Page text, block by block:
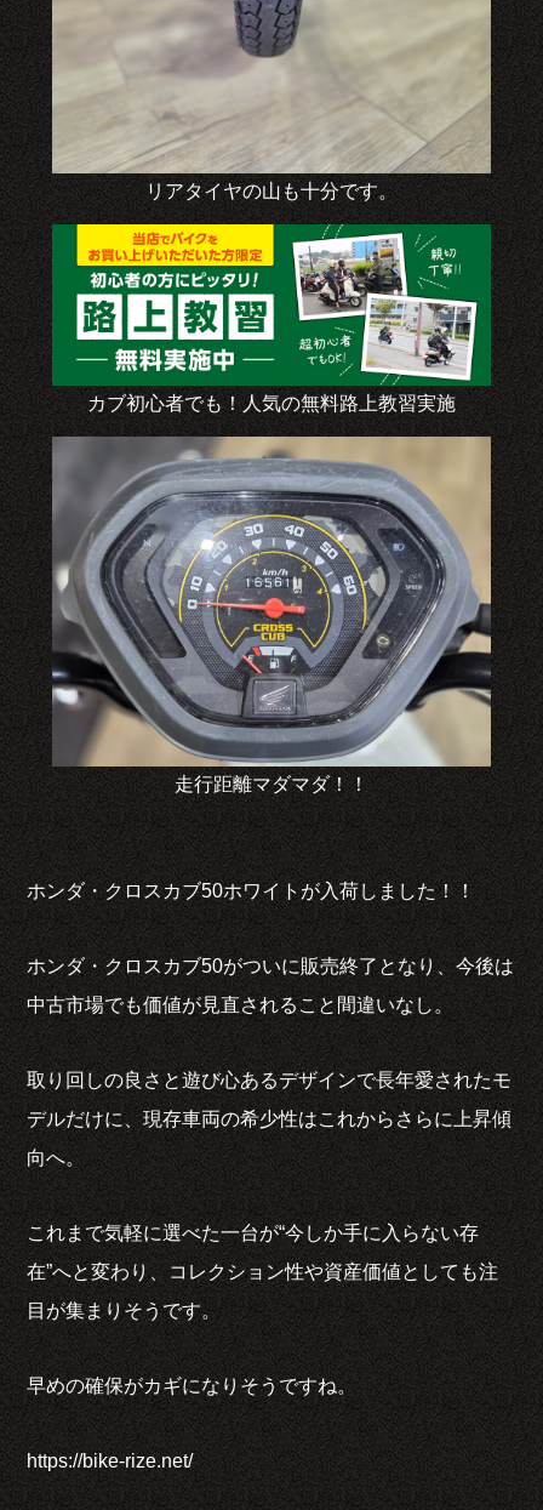
リアタイヤの山も十分です。
カブ初心者でも！人気の無料路上教習実施
走行距離マダマダ！！
ホンダ・クロスカブ50ホワイトが入荷しました！！
ホンダ・クロスカブ50がついに販売終了となり、今後は
中古市場でも価値が見直されること間違いなし。
取り回しの良さと遊び心あるデザインで長年愛されたモ
デルだけに、現存車両の希少性はこれからさらに上昇傾
向へ。
これまで気軽に選べた一台が“今しか手に入らない存
在”へと変わり、コレクション性や資産価値としても注
目が集まりそうです。
早めの確保がカギになりそうですね。
https://bike-rize.net/